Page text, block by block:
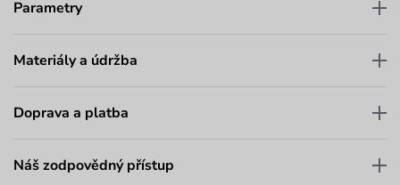
Parametry
Materiály a údržba
Doprava a platba
Náš zodpovědný přístup